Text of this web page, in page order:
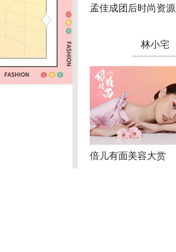
鞠婧祎同款值得买
第四期
网红身体乳到底怎么